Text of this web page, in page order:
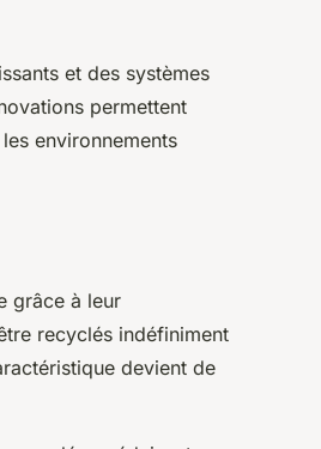
et des systèmes
permettent
environnements
grâce à leur
recyclés indéfiniment
devient de